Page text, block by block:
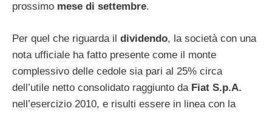
prossimo mese di settembre.
Per quel che riguarda il dividendo, la società con una
nota ufficiale ha fatto presente come il monte
complessivo delle cedole sia pari al 25% circa
dell’utile netto consolidato raggiunto da Fiat S.p.A.
nell’esercizio 2010, e risulti essere in linea con la